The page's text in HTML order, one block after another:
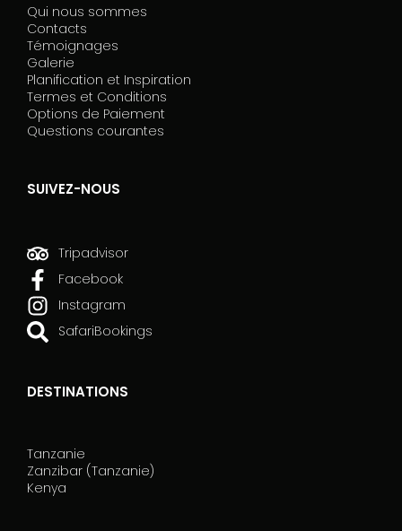
e
s
t
o
c
a
m
p
u
o
.
Qui nous sommes
Contacts
Témoignages
Galerie
Planification et Inspiration
Termes et Conditions
Options de Paiement
Questions courantes
SUIVEZ-NOUS
Tripadvisor
Facebook
Instagram
SafariBookings
DESTINATIONS
Tanzanie
Zanzibar (Tanzanie)
Kenya